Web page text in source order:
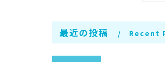
最近の投稿 Recent